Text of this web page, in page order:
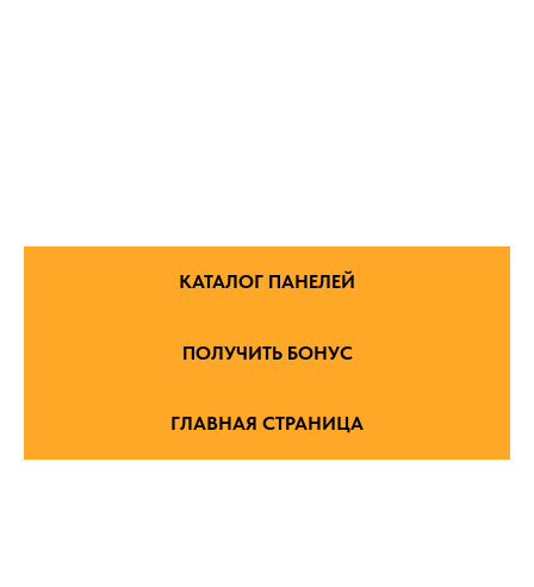
КАТАЛОГ ПАНЕЛЕЙ
ПОЛУЧИТЬ БОНУС
ГЛАВНАЯ СТРАНИЦА